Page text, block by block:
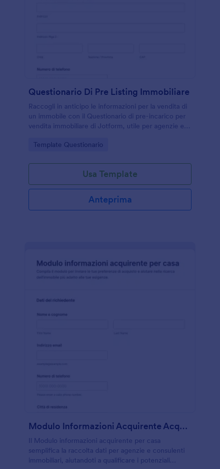
Questionario Di Pre Listing Immobiliare
Raccogli in anticipo le informazioni per la vendita di
un immobile con il Questionario di pre-incarico per
vendita immobiliare di Jotform, utile per agenzie e
preparare valutazioni e visite.
Go to Category:
Template Questionario
Usa Template
Anteprima
Modulo Informazioni Acquirente Acquirenti Di Case
Il Modulo informazioni acquirente per casa
semplifica la raccolta dati per agenzie e consulenti
immobiliari, aiutandoti a qualificare i potenziali